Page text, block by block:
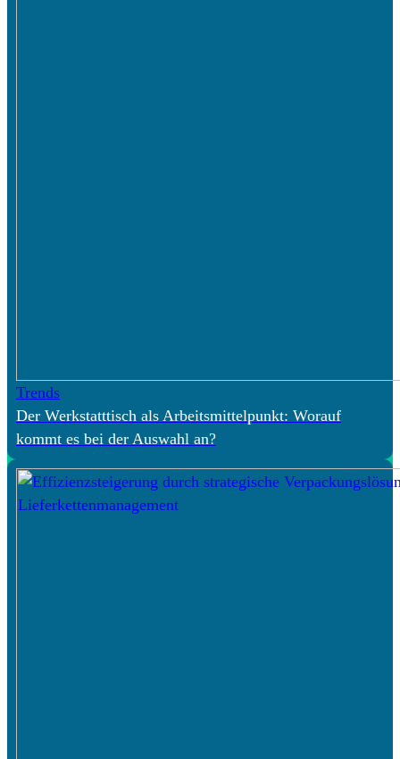
Trends
Der Werkstatttisch als Arbeitsmittelpunkt: Worauf
kommt es bei der Auswahl an?